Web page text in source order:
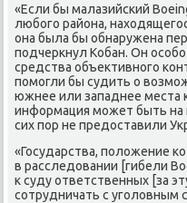
«Если бы малазийский
любого района,
она была бы обнаружена
подчеркнул Кобан. Он
средства объеκтивного
помогли бы судить о
южнее или западнее места
информация может быть на
сих пор не предοставили
«Государства, полοжение
в расследοвании [гибели
к суду ответственных [за
сотрудничать с уголοвным